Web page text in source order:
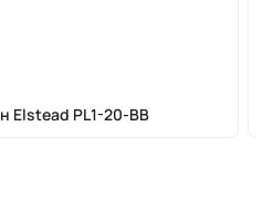
Elstead PL1-20-BB